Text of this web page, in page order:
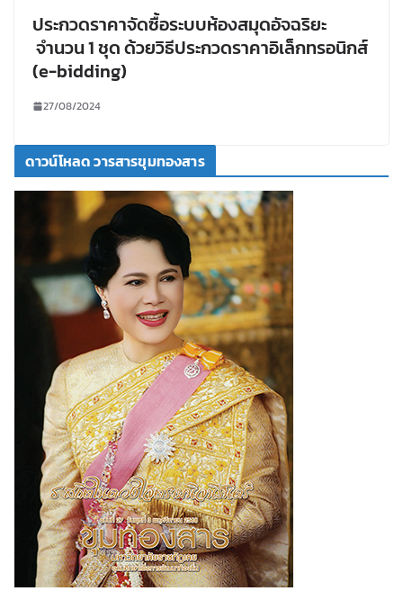
ประกวดราคาจัดซื้อระบบห้องสมุดอัจฉริยะ
จำนวน 1 ชุด ด้วยวิธีประกวดราคาอิเล็กทรอนิกส์
(e-bidding)
27/08/2024
ดาวน์โหลด วารสารขุมทองสาร